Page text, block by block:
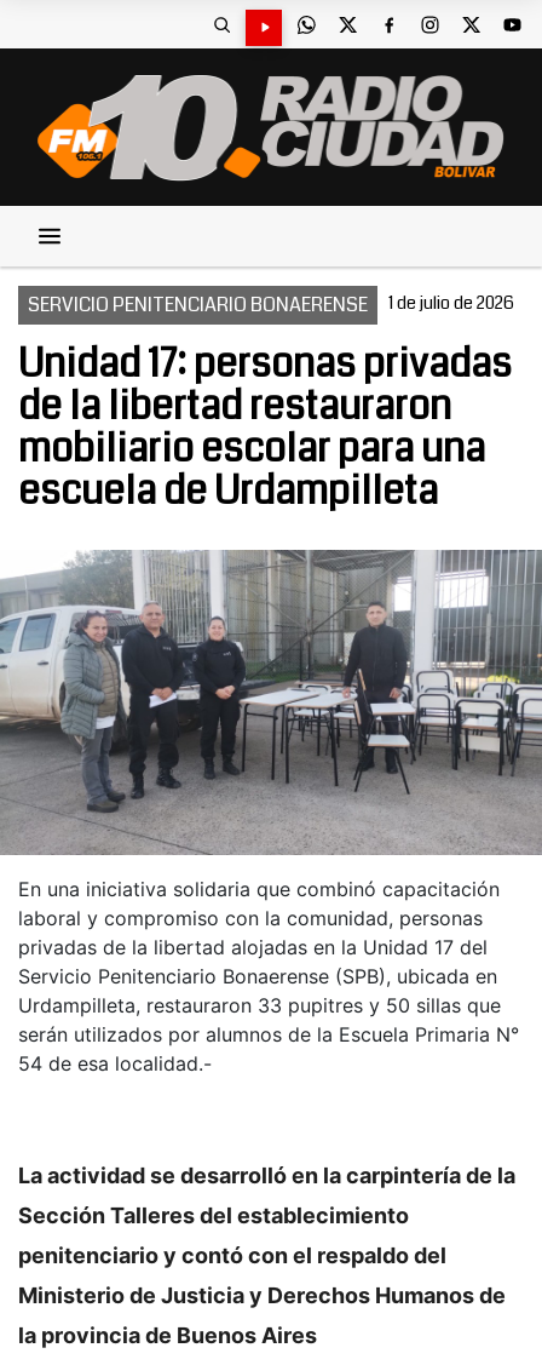
SERVICIO PENITENCIARIO BONAERENSE 1 de julio de 2026
Unidad 17: personas privadas
de la libertad restauraron
mobiliario escolar para una
escuela de Urdampilleta
En una iniciativa solidaria que combinó capacitación
laboral y compromiso con la comunidad, personas
privadas de la libertad alojadas en la Unidad 17 del
Servicio Penitenciario Bonaerense (SPB), ubicada en
Urdampilleta, restauraron 33 pupitres y 50 sillas que
serán utilizados por alumnos de la Escuela Primaria N°
54 de esa localidad.-
La actividad se desarrolló en la carpintería de la
Sección Talleres del establecimiento
penitenciario y contó con el respaldo del
Ministerio de Justicia y Derechos Humanos de
la provincia de Buenos Aires